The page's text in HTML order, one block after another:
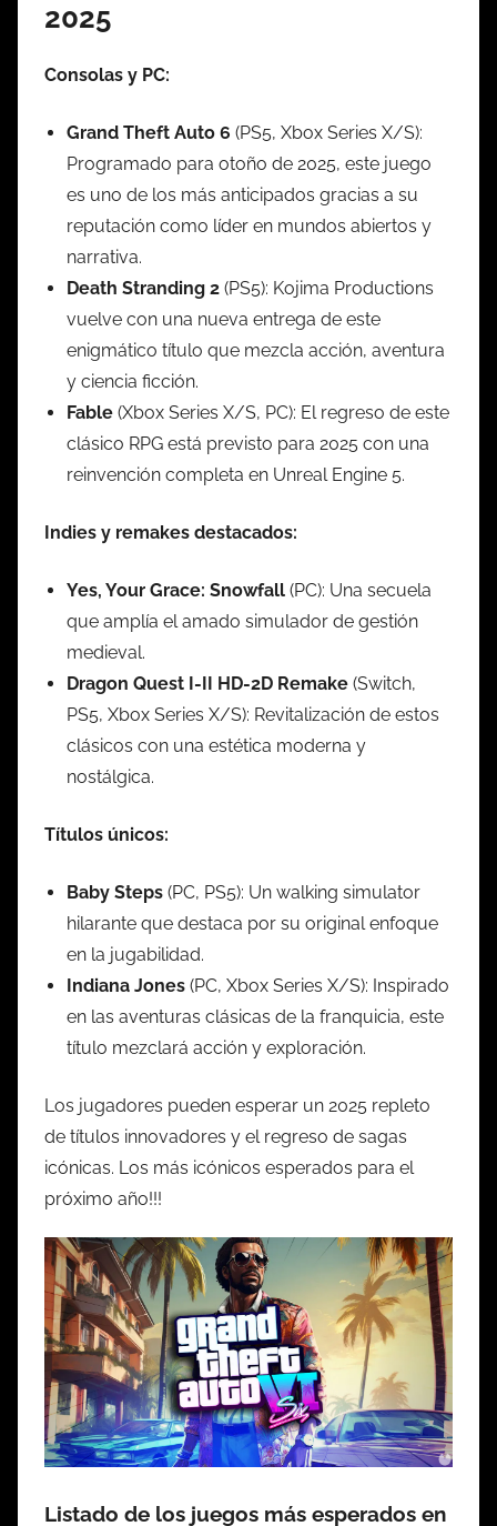
2025
Consolas y PC:
Grand Theft Auto 6 (PS5, Xbox Series X/S):
Programado para otoño de 2025, este juego
es uno de los más anticipados gracias a su
reputación como líder en mundos abiertos y
narrativa.
Death Stranding 2 (PS5): Kojima Productions
vuelve con una nueva entrega de este
enigmático título que mezcla acción, aventura
y ciencia ficción.
Fable (Xbox Series X/S, PC): El regreso de este
clásico RPG está previsto para 2025 con una
reinvención completa en Unreal Engine 5.
Indies y remakes destacados:
Yes, Your Grace: Snowfall (PC): Una secuela
que amplía el amado simulador de gestión
medieval.
Dragon Quest I-II HD-2D Remake (Switch,
PS5, Xbox Series X/S): Revitalización de estos
clásicos con una estética moderna y
nostálgica.
Títulos únicos:
Baby Steps (PC, PS5): Un walking simulator
hilarante que destaca por su original enfoque
en la jugabilidad.
Indiana Jones (PC, Xbox Series X/S): Inspirado
en las aventuras clásicas de la franquicia, este
título mezclará acción y exploración.
Los jugadores pueden esperar un 2025 repleto
de títulos innovadores y el regreso de sagas
icónicas. Los más icónicos esperados para el
próximo año!!!
Listado de los juegos más esperados en